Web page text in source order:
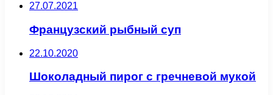
27.07.2021
Французский рыбный суп
22.10.2020
Шоколадный пирог с гречневой мукой